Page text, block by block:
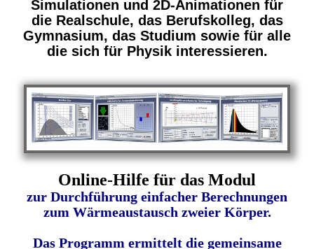
Simulationen und 2D-Animationen für
die Realschule, das Berufskolleg, das
Gymnasium, das Studium sowie für alle
die sich für Physik interessieren.
Online-Hilfe für das Modul
zur Durchführung einfacher Berechnungen
zum Wärmeaustausch zweier Körper.
Das Programm ermittelt die gemeinsame